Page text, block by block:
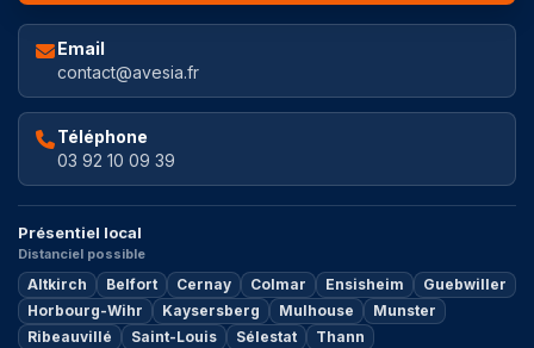
Email
contact@avesia.fr
Téléphone
03 92 10 09 39
Présentiel local
Distanciel possible
Altkirch Belfort Cernay Colmar Ensisheim
Guebwiller
Horbourg-Wihr
Kaysersberg Mulhouse
Munster
Ribeauvillé
Saint-Louis Sélestat Thann